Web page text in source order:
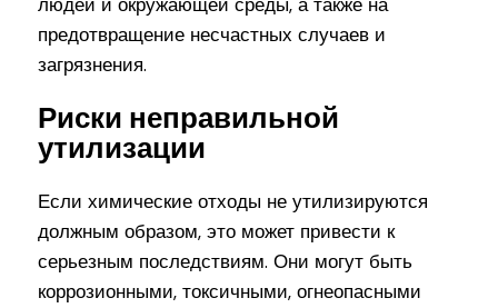
предотвращение несчастных случаев и
загрязнения.
Риски неправильной
утилизации
Если химические отходы не утилизируются
должным образом, это может привести к
серьезным последствиям. Они могут быть
коррозионными, токсичными, огнеопасными